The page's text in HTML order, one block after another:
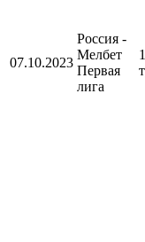
07.10.2023
Россия -
Мелбет
Первая
лига